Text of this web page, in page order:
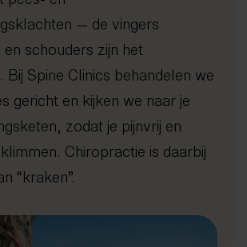
en nekklachten
Covid
shockwave therapie
technieken
(IHHT)
en nabij-infraroodtherapie
therapie
inzicht
worden
& Werkvitaliteit
blogs
artikelen
— de vingers
schouders zijn het
Spine Clinics behandelen we
gericht en kijken we naar je
zodat je pijnvrij en
Chiropractie is daarbij
“kraken”.